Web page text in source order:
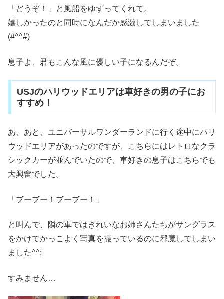
「どうぞ！」と風船をゆずってくれて。
嬉しかったのと同時になんだか感激してしまいました
(#^^#)
息子よ、君もこんな風に優しい子になるんだぞ。
USJのハリウッドエリアは車好きの男の子にお
すすめ！
あ、あと、ユニバーサルワンダーランドに行く途中にハリ
ウッドエリアがあったのですが、こちらにはレトロなクラ
シックカーが並んでいたので、車好きの息子はこちらでも
大興奮でした。
「ブーブー！ブーブー！」
と叫んで、隣の車ではきれいなお姉さんたちがサングラス
をかけてかっこよく写真を撮っているのに邪魔してしまい
ました^^;
すみません…